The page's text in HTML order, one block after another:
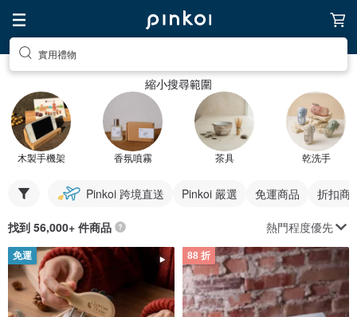
實用禮物
縮小搜尋範圍
木製手機架 香氛噴霧 茶具 乾洗手
Pinkoi 跨境直送 Pinkoi 嚴選 免運商品 折扣商
找到 56,000+ 件商品 熱門程度優先
免運 88 折